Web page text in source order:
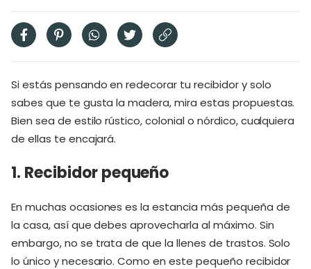
Si estás pensando en redecorar tu recibidor y solo
sabes que te gusta la madera, mira estas propuestas.
Bien sea de estilo rústico, colonial o nórdico, cualquiera
de ellas te encajará.
1. Recibidor pequeño
En muchas ocasiones es la estancia más pequeña de
la casa, así que debes aprovecharla al máximo. Sin
embargo, no se trata de que la llenes de trastos. Solo
lo único y necesario. Como en este pequeño recibidor